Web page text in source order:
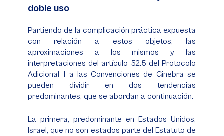
doble uso
Partiendo de la complicación práctica expuesta
con relación a estos objetos, las
aproximaciones a los mismos y las
interpretaciones del artículo 52.5 del Protocolo
Adicional 1 a las Convenciones de Ginebra se
pueden dividir en dos tendencias
predominantes, que se abordan a continuación.
La primera, predominante en Estados Unidos,
Israel, que no son estados parte del Estatuto de